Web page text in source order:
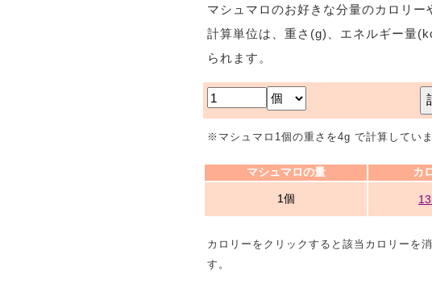
マシュマロのお好きな分量のカロリー
計算単位は、重さ(g)、エネルギー量
られます。
※マシュマロ1個の重さを4g で計算していま
マシュマロの量 カ
1個
カロリーをクリックすると該当カロリーを
す。